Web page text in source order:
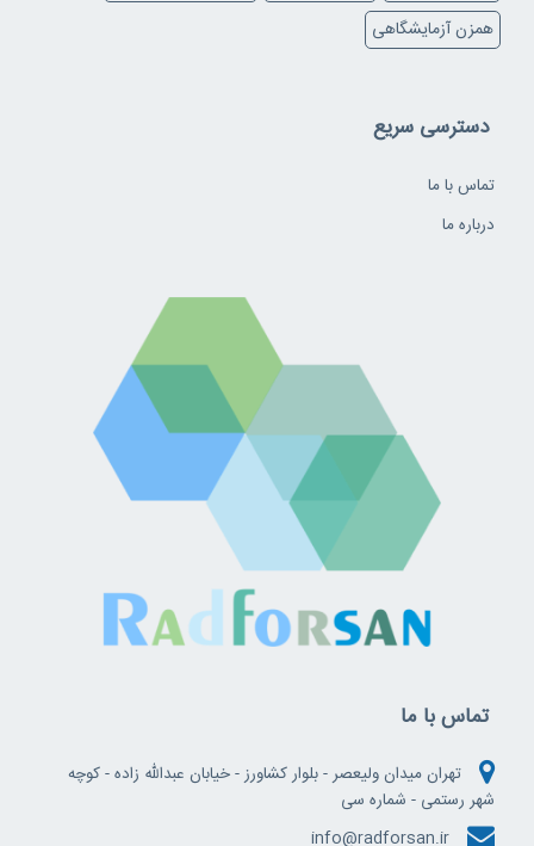
همزن آزمایشگاهی
دسترسی سریع
تماس با ما
درباره ما
تماس با ما
تهران میدان ولیعصر - بلوار کشاورز - خیابان عبدالله زاده - کوچه
شهر رستمی - شماره سی
info@radforsan.ir